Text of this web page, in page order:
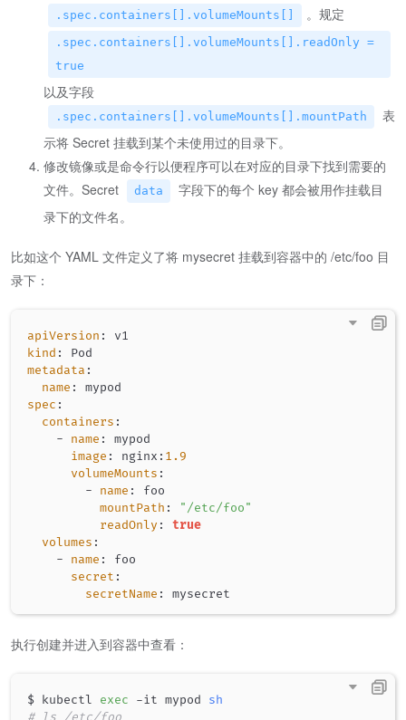
.spec.containers[].volumeMounts[] 。规定
.spec.containers[].volumeMounts[].readOnly =
true
以及字段
.spec.containers[].volumeMounts[].mountPath
表
示将 Secret 挂载到某个未使用过的目录下。
修改镜像或是命令行以便程序可以在对应的目录下找到需要的
文件。Secret
data
字段下的每个 key 都会被用作挂载目
录下的文件名。
比如这个 YAML 文件定义了将 mysecret 挂载到容器中的 /etc/foo 目
录下：
apiVersion :
kind :
metadata :
name :
spec :
containers :
-
name :
mypod
image : nginx : 1.9
volumeMounts :
-
name :
foo
mountPath :
"/etc/foo"
readOnly :
true
volumes :
-
name :
foo
secret :
secretName :
执行创建并进入到容器中查看：
$ kubectl exec -it mypod sh
# ls /etc/foo